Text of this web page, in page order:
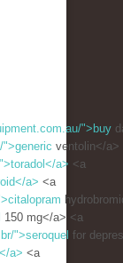
">buy
">generic ventolin</a>
a> <a
a> <a
150 mg</a> <a
">seroquel for
a> <a